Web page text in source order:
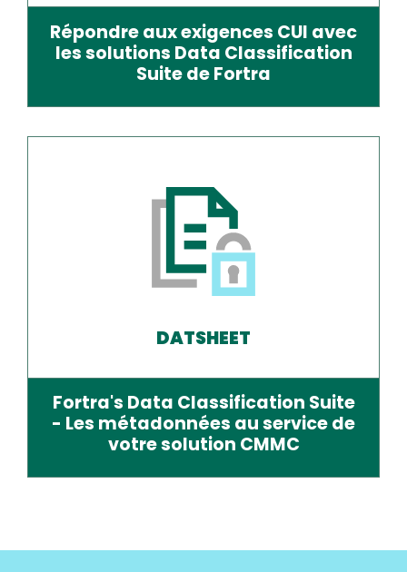
Répondre aux exigences CUI avec
les solutions Data Classification
Suite de Fortra
DATSHEET
Fortra's Data Classification Suite
- Les métadonnées au service de
votre solution CMMC